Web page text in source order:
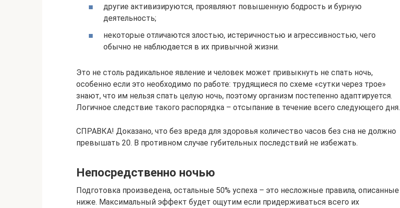
другие активизируются, проявляют повышенную бодрость и бурную
деятельность;
некоторые отличаются злостью, истеричностью и агрессивностью, чего
обычно не наблюдается в их привычной жизни.
Это не столь радикальное явление и человек может привыкнуть не спать ночь,
особенно если это необходимо по работе: трудящиеся по схеме «сутки через трое»
знают, что им нельзя спать целую ночь, поэтому организм постепенно адаптируется.
Логичное следствие такого распорядка – отсыпание в течение всего следующего дня.
СПРАВКА! Доказано, что без вреда для здоровья количество часов без сна не должно
превышать 20. В противном случае губительных последствий не избежать.
Непосредственно ночью
Подготовка произведена, остальные 50% успеха – это несложные правила, описанные
ниже. Максимальный эффект будет ощутим если придерживаться всего их